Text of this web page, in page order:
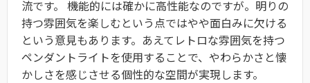
流です。 機能的には確かに高性能なのですが。明りの
持つ雰囲気を楽しむという点ではやや面白みに欠ける
という意見もあります。あえてレトロな雰囲気を持つ
ペンダントライトを使用することで、やわらかさと懐
かしさを感じさせる個性的な空間が実現します。